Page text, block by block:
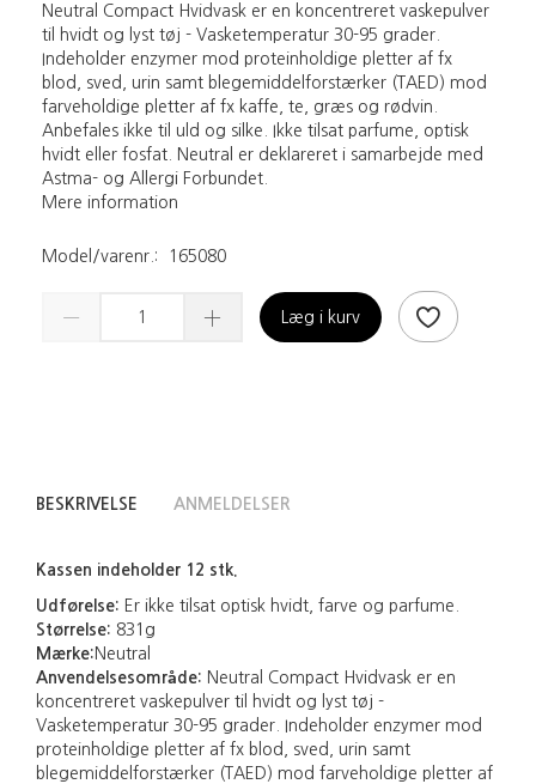
Neutral Compact Hvidvask er en koncentreret vaskepulver
til hvidt og lyst tøj - Vasketemperatur 30-95 grader.
Indeholder enzymer mod proteinholdige pletter af fx
blod, sved, urin samt blegemiddelforstærker (TAED) mod
farveholdige pletter af fx kaffe, te, græs og rødvin.
Anbefales ikke til uld og silke. Ikke tilsat parfume, optisk
hvidt eller fosfat. Neutral er deklareret i samarbejde med
Astma- og Allergi Forbundet.
Mere information
Model/varenr.: 165080
Læg i kurv
BESKRIVELSE ANMELDELSER
Kassen indeholder 12 stk.
Udførelse: Er ikke tilsat optisk hvidt, farve og parfume.
Størrelse: 831g
Mærke: Neutral
Anvendelsesområde: Neutral Compact Hvidvask er en
koncentreret vaskepulver til hvidt og lyst tøj -
Vasketemperatur 30-95 grader. Indeholder enzymer mod
proteinholdige pletter af fx blod, sved, urin samt
blegemiddelforstærker (TAED) mod farveholdige pletter af